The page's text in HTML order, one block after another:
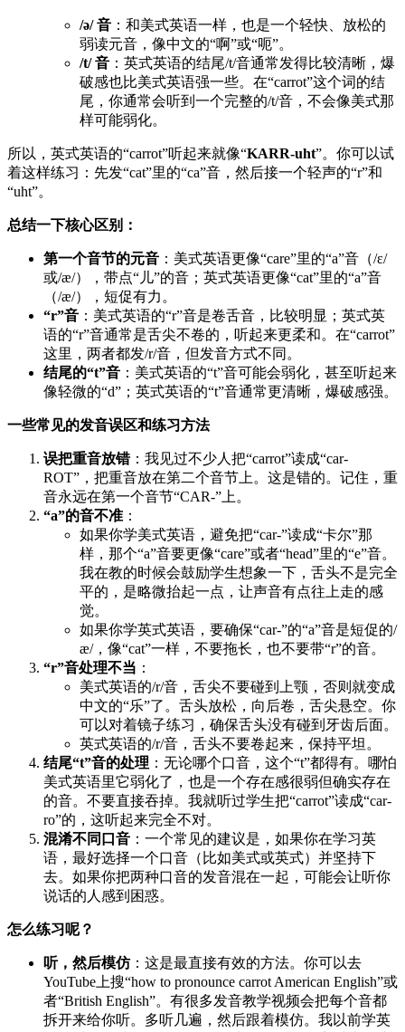
/ə/ 音 ：和美式英语一样，也是一个轻快、放松的
弱读元音，像中文的“啊”或“呃”。
/t/ 音 ：英式英语的结尾/t/音通常发得比较清晰，爆
破感也比美式英语强一些。在“carrot”这个词的结
尾，你通常会听到一个完整的/t/音，不会像美式那
样可能弱化。
所以，英式英语的“carrot”听起来就像“KARR-uht”。你可以试
着这样练习：先发“cat”里的“ca”音，然后接一个轻声的“r”和
“uht”。
总结一下核心区别：
第一个音节的元音 ：美式英语更像“care”里的“a”音（/ɛ/
或/æ/），带点“儿”的音；英式英语更像“cat”里的“a”音
（/æ/），短促有力。
“r”音 ：美式英语的“r”音是卷舌音，比较明显；英式英
语的“r”音通常是舌尖不卷的，听起来更柔和。在“carrot”
这里，两者都发/r/音，但发音方式不同。
结尾的“t”音 ：美式英语的“t”音可能会弱化，甚至听起来
像轻微的“d”；英式英语的“t”音通常更清晰，爆破感强。
一些常见的发音误区和练习方法
误把重音放错：我见过不少人把“carrot”读成“car-
ROT”，把重音放在第二个音节上。这是错的。记住，重
音永远在第一个音节“CAR-”上。
“a”的音不准 ：
如果你学美式英语，避免把“car-”读成“卡尔”那
样，那个“a”音要更像“care”或者“head”里的“e”音。
我在教的时候会鼓励学生想象一下，舌头不是完全
平的，是略微抬起一点，让声音有点往上走的感
觉。
如果你学英式英语，要确保“car-”的“a”音是短促的/
æ/，像“cat”一样，不要拖长，也不要带“r”的音。
“r”音处理不当 ：
美式英语的/r/音，舌尖不要碰到上颚，否则就变成
中文的“乐”了。舌头放松，向后卷，舌尖悬空。你
可以对着镜子练习，确保舌头没有碰到牙齿后面。
英式英语的/r/音，舌头不要卷起来，保持平坦。
结尾“t”音的处理 ：无论哪个口音，这个“t”都得有。哪怕
美式英语里它弱化了，也是一个存在感很弱但确实存在
的音。不要直接吞掉。我就听过学生把“carrot”读成“car-
ro”的，这听起来完全不对。
混淆不同口音 ：一个常见的建议是，如果你在学习英
语，最好选择一个口音（比如美式或英式）并坚持下
去。如果你把两种口音的发音混在一起，可能会让听你
说话的人感到困惑。
怎么练习呢？
听，然后模仿：这是最直接有效的方法。你可以去
YouTube上搜“how to pronounce carrot American English”或
者“British English”。有很多发音教学视频会把每个音都
拆开来给你听。多听几遍，然后跟着模仿。我以前学英